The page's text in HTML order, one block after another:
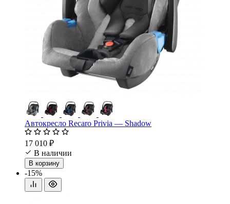
Автокресло Recaro Privia — Shadow
17 010 ₽
В наличии
В корзину
-15%